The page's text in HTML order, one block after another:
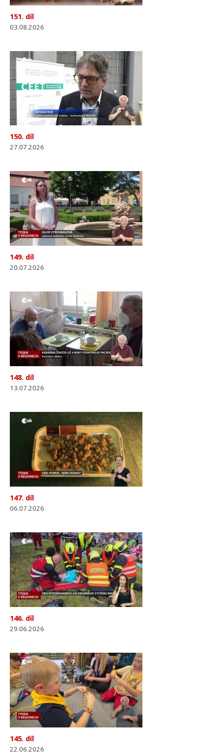
151. díl
03.08.2026
150. díl
27.07.2026
149. díl
20.07.2026
148. díl
13.07.2026
147. díl
06.07.2026
146. díl
29.06.2026
145. díl
22.06.2026